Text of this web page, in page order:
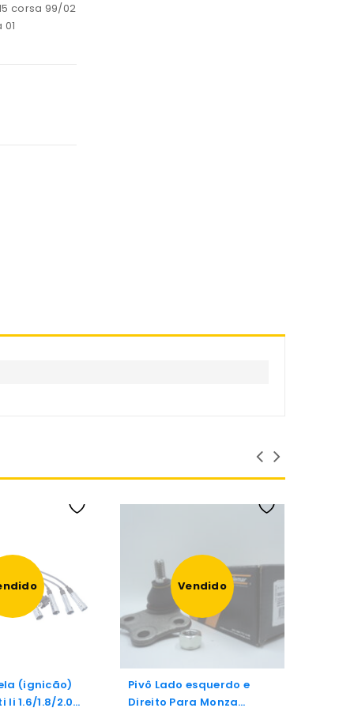
corsa 99/02
(ignicão)
Ii 1.6/1.8/2.0
Vendido
Pivô Lado esquerdo e
Direito Para Monza